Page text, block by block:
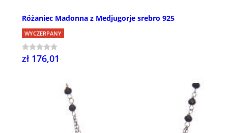
Różaniec Madonna z Medjugorje srebro 925
WYCZERPANY
zł 176,01